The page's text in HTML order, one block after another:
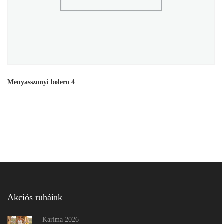
Menyasszonyi bolero 4
Akciós ruháink
Karima 2026